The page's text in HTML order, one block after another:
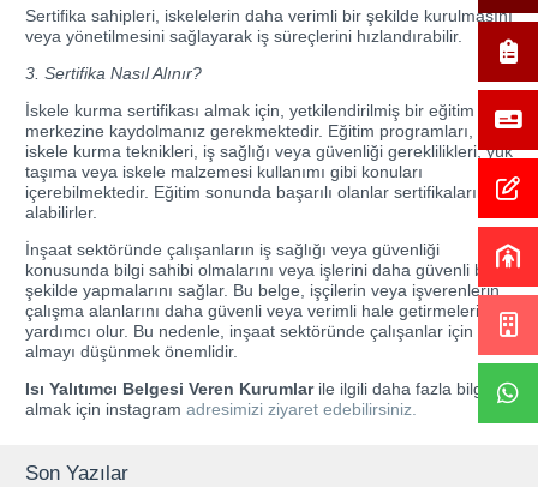
Sertifika sahipleri, iskelelerin daha verimli bir şekilde kurulmasını
veya yönetilmesini sağlayarak iş süreçlerini hızlandırabilir.
3. Sertifika Nasıl Alınır?
İskele kurma sertifikası almak için, yetkilendirilmiş bir eğitim
merkezine kaydolmanız gerekmektedir. Eğitim programları,
iskele kurma teknikleri, iş sağlığı veya güvenliği gereklilikleri, yük
taşıma veya iskele malzemesi kullanımı gibi konuları
içerebilmektedir. Eğitim sonunda başarılı olanlar sertifikalarını
alabilirler.
İnşaat sektöründe çalışanların iş sağlığı veya güvenliği
konusunda bilgi sahibi olmalarını veya işlerini daha güvenli bir
şekilde yapmalarını sağlar. Bu belge, işçilerin veya işverenlerin
çalışma alanlarını daha güvenli veya verimli hale getirmelerine
yardımcı olur. Bu nedenle, inşaat sektöründe çalışanlar için
almayı düşünmek önemlidir.
Isı Yalıtımcı Belgesi Veren Kurumlarile ilgili daha fazla bilgi
almak için instagram adresimizi ziyaret edebilirsiniz.
Son Yazılar